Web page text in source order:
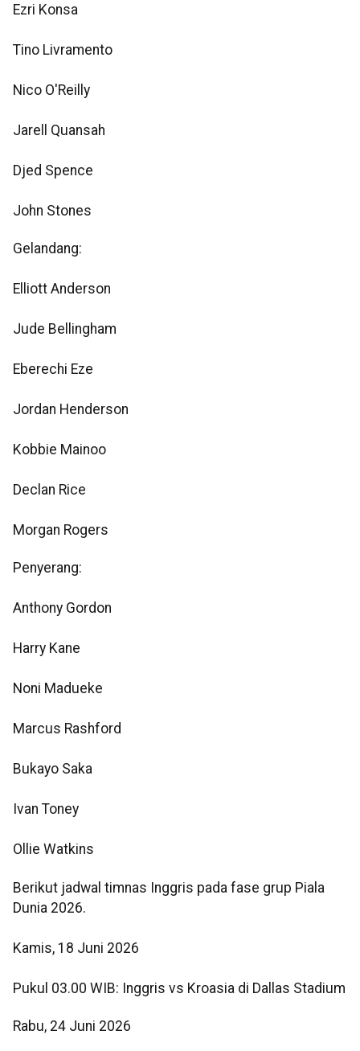
Ezri Konsa
Tino Livramento
Nico O'Reilly
Jarell Quansah
Djed Spence
John Stones
Gelandang:
Elliott Anderson
Jude Bellingham
Eberechi Eze
Jordan Henderson
Kobbie Mainoo
Declan Rice
Morgan Rogers
Penyerang:
Anthony Gordon
Harry Kane
Noni Madueke
Marcus Rashford
Bukayo Saka
Ivan Toney
Ollie Watkins
Berikut jadwal timnas Inggris pada fase grup Piala
Dunia 2026.
Kamis, 18 Juni 2026
Pukul 03.00 WIB: Inggris vs Kroasia di Dallas Stadium
Rabu, 24 Juni 2026